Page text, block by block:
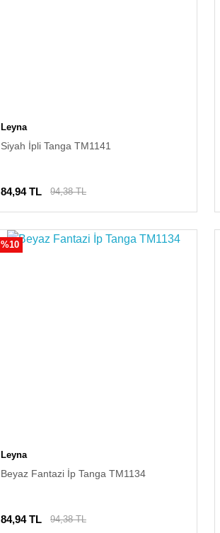
Leyna
Siyah İpli Tanga TM1141
84,94 TL 94,38 TL
%10
Leyna
Beyaz Fantazi İp Tanga TM1134
84,94 TL 94,38 TL